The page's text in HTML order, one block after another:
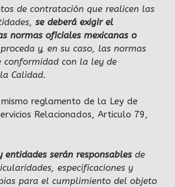
de contratación que realicen las
se deberá exigir el
normas oficiales mexicanas o
y, en su caso, las normas
conformidad con la ley de
Calidad.
reglamento de la Ley de
Relacionados, Articulo 79,
entidades serán responsables de
especificaciones y
para el cumplimiento del objeto